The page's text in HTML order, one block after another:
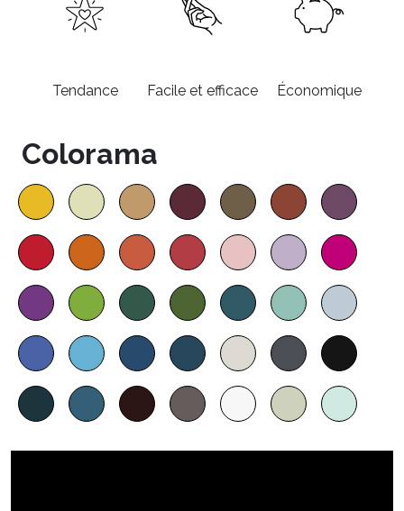
Tendance Facile et efficace Économique
Colorama